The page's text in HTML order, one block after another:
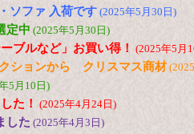
ソファ 入荷です (2025年5月30日)
定中 (2025年5月30日)
ブルなど」お買い得！ (2025年5月
ションから クリスマス商材
5月10日)
た！ (2025年4月24日)
した (2025年4月3日)